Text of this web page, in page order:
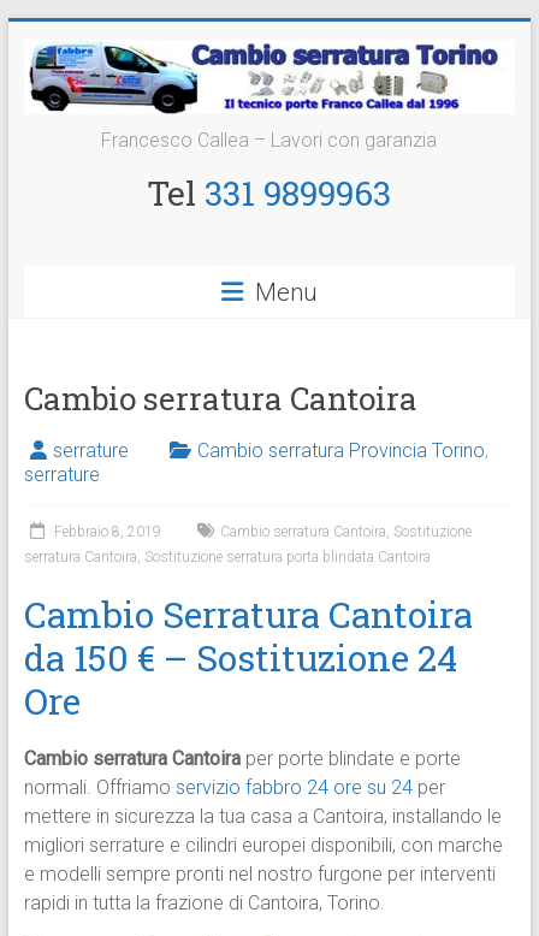
contenuto
Cambio
Serratura
Francesco Callea – Lavori con garanzia
Tel 331 9899963
Menu
Cambio serratura Cantoira
serrature Cambio serratura Provincia Torino,
serrature
Febbraio 8, 2019 Cambio serratura Cantoira, Sostituzione
serratura Cantoira, Sostituzione serratura porta blindata Cantoira
Cambio Serratura Cantoira
da 150 € – Sostituzione 24
Ore
Cambio serratura Cantoiraper porte blindate e porte
normali. Offriamo servizio fabbro 24 ore su 24per
mettere in sicurezza la tua casa a Cantoira, installando le
migliori serrature e cilindri europei disponibili, con marche
e modelli sempre pronti nel nostro furgone per interventi
rapidi in tutta la frazione di Cantoira, Torino.​